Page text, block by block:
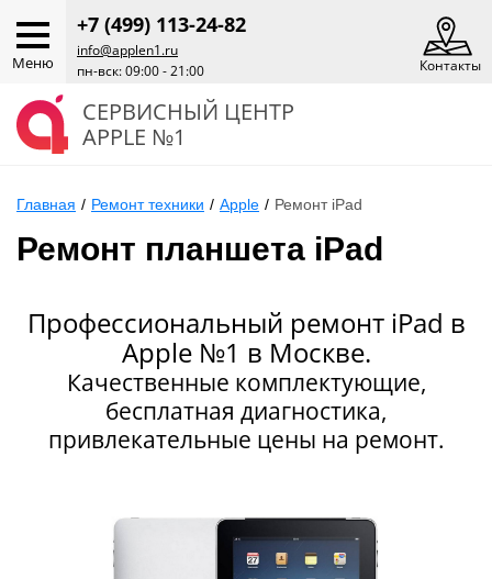
Меню
+7 (499) 113-24-82
info@applen1.ru
пн-вск: 09:00 - 21:00
Контакты
СЕРВИСНЫЙ ЦЕНТР
APPLE №1
Главная / Ремонт техники / Apple / Ремонт iPad
Ремонт планшета iPad
Профессиональный ремонт iPad в
Apple №1 в Москве.
Качественные комплектующие,
бесплатная диагностика,
привлекательные цены на ремонт.